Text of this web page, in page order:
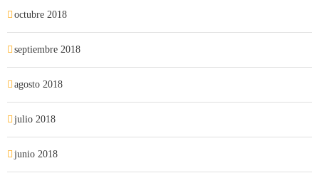
octubre 2018
septiembre 2018
agosto 2018
julio 2018
junio 2018